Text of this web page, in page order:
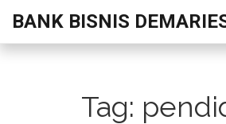
BANK BISNIS
Tag: